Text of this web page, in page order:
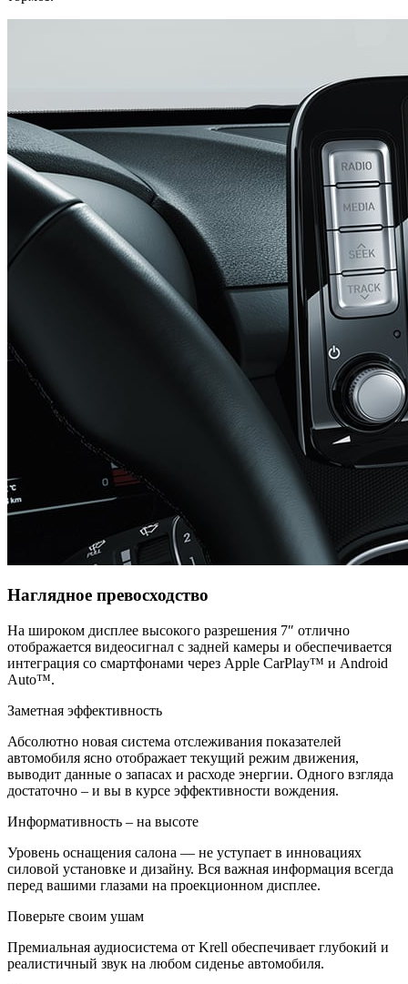
Наглядное превосходство
На широком дисплее высокого разрешения 7″ отлично
отображается видеосигнал с задней камеры и обеспечивается
интеграция со смартфонами через Apple CarPlay™ и Android
Auto™.
Заметная эффективность
Абсолютно новая система отслеживания показателей
автомобиля ясно отображает текущий режим движения,
выводит данные о запасах и расходе энергии. Одного взгляда
достаточно – и вы в курсе эффективности вождения.
Информативность – на высоте
Уровень оснащения салона — не уступает в инновациях
силовой установке и дизайну. Вся важная информация всегда
перед вашими глазами на проекционном дисплее.
Поверьте своим ушам
Премиальная аудиосистема от Krell обеспечивает глубокий и
реалистичный звук на любом сиденье автомобиля.